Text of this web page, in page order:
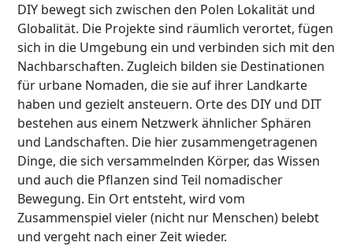
DIY bewegt sich zwischen den Polen Lokalität und
Globalität. Die Projekte sind räumlich verortet, fügen
sich in die Umgebung ein und verbinden sich mit den
Nachbarschaften. Zugleich bilden sie Destinationen
für urbane Nomaden, die sie auf ihrer Landkarte
haben und gezielt ansteuern. Orte des DIY und DIT
bestehen aus einem Netzwerk ähnlicher Sphären
und Landschaften. Die hier zusammengetragenen
Dinge, die sich versammelnden Körper, das Wissen
und auch die Pflanzen sind Teil nomadischer
Bewegung. Ein Ort entsteht, wird vom
Zusammenspiel vieler (nicht nur Menschen) belebt
und vergeht nach einer Zeit wieder.